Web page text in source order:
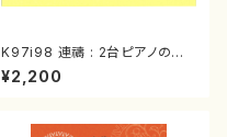
K97i98 連禱 : 2台ピアノのた
めの（2 Pianos / 菊池 幸夫 /
楽譜）
¥2,200